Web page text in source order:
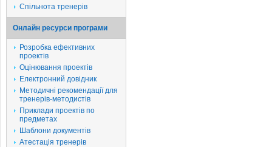
Спільнота тренерів
Онлайн ресурси програми
Розробка ефективних
проектів
Оцінювання проектів
Електронний довідник
Методичні рекомендації для
тренерів-методистів
Приклади проектів по
предметах
Шаблони документів
Атестація тренерів